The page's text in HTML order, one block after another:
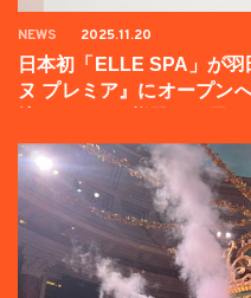
NEWS 2025.11.20
日本初「ELLE SPA」が
ヌ プレミア』にオープン